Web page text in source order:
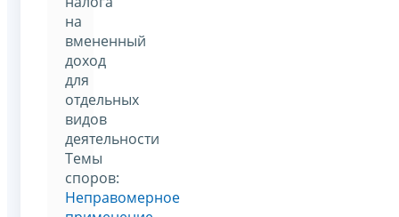
на
вмененный
доход
для
отдельных
видов
деятельности
Темы
споров:
Неправомерное